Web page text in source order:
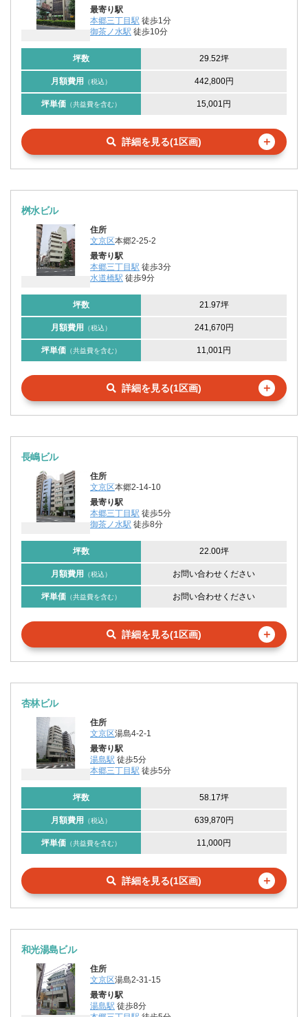
最寄り駅
本郷三丁目駅 徒歩1分
御茶ノ水駅 徒歩10分
坪数 29.52坪
月額費用 （税込） 442,800円
坪単価 （共益費を含む） 15,001円
詳細を見る(1区画) ＋
桝水ビル
住所
文京区本郷2-25-2
最寄り駅
本郷三丁目駅 徒歩3分
水道橋駅 徒歩9分
坪数 21.97坪
月額費用 （税込） 241,670円
坪単価 （共益費を含む） 11,001円
詳細を見る(1区画) ＋
長嶋ビル
住所
文京区本郷2-14-10
最寄り駅
本郷三丁目駅 徒歩5分
御茶ノ水駅 徒歩8分
坪数 22.00坪
月額費用 （税込） お問い合わせください
坪単価 （共益費を含む） お問い合わせください
詳細を見る(1区画) ＋
杏林ビル
住所
文京区湯島4-2-1
最寄り駅
湯島駅 徒歩5分
本郷三丁目駅 徒歩5分
坪数 58.17坪
月額費用 （税込） 639,870円
坪単価 （共益費を含む） 11,000円
詳細を見る(1区画) ＋
和光湯島ビル
住所
文京区湯島2-31-15
最寄り駅
湯島駅 徒歩8分